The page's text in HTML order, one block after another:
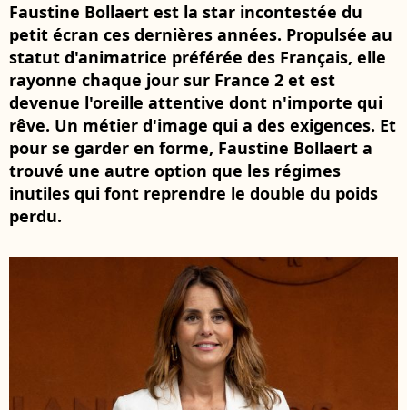
Faustine Bollaert est la star incontestée du
petit écran ces dernières années. Propulsée au
statut d'animatrice préférée des Français, elle
rayonne chaque jour sur France 2 et est
devenue l'oreille attentive dont n'importe qui
rêve. Un métier d'image qui a des exigences. Et
pour se garder en forme, Faustine Bollaert a
trouvé une autre option que les régimes
inutiles qui font reprendre le double du poids
perdu.